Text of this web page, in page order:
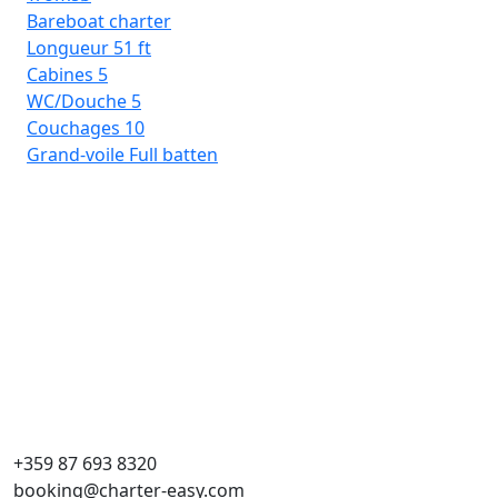
Bareboat charter
Longueur 51 ft
Cabines 5
WC/Douche 5
Couchages 10
Grand-voile Full batten
+359 87 693 8320
booking@charter-easy.com